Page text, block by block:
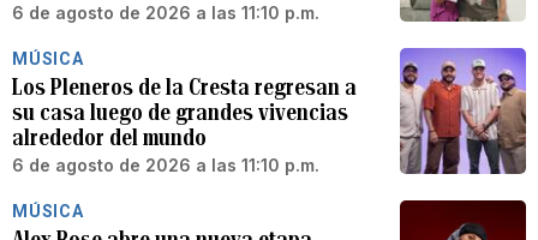
6 de agosto de 2026 a las 11:10 p.m.
MÚSICA
Los Pleneros de la Cresta regresan a
su casa luego de grandes vivencias
alrededor del mundo
6 de agosto de 2026 a las 11:10 p.m.
MÚSICA